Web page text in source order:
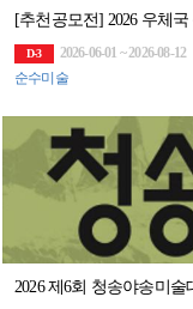
D-3
2026-06-01 ~ 2026-08-12
순수미술